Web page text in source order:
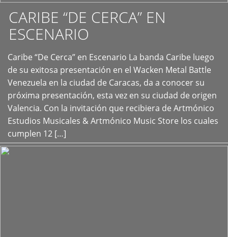
CARIBE “DE CERCA” EN
ESCENARIO
Caribe “De Cerca” en Escenario La banda Caribe luego
de su exitosa presentación en el Wacken Metal Battle
Venezuela en la ciudad de Caracas, da a conocer su
próxima presentación, esta vez en su ciudad de origen
Valencia. Con la invitación que recibiera de Artmónico
Estudios Musicales & Artmónico Music Store los cuales
cumplen 12 […]
+